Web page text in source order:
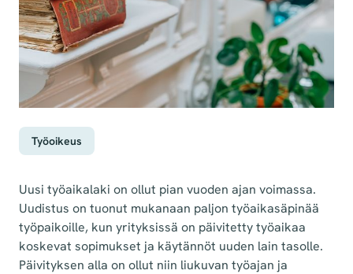
Työoikeus
Uusi työaikalaki on ollut pian vuoden ajan voimassa.
Uudistus on tuonut mukanaan paljon työaikasäpinää
työpaikoille, kun yrityksissä on päivitetty työaikaa
koskevat sopimukset ja käytännöt uuden lain tasolle.
Päivityksen alla on ollut niin liukuvan työajan ja